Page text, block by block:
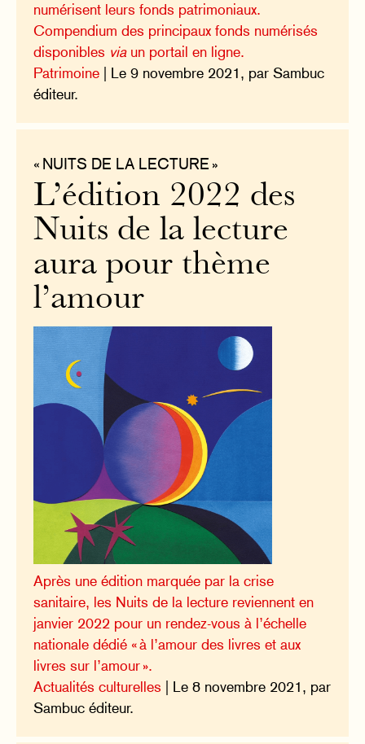
numérisent leurs fonds patrimoniaux.
Compendium des principaux fonds numérisés
disponibles viaun portail en ligne.
Patrimoine | Le 9 novembre 2021, par Sambuc
éditeur.
« NUITS DE LA LECTURE »
L’édition 2022 des
Nuits de la lecture
aura pour thème
l’amour
Après une édition marquée par la crise
sanitaire, les Nuits de la lecture reviennent en
janvier 2022 pour un rendez-vous à l’échelle
nationale dédié « à l’amour des livres et aux
livres sur l’amour ».
Actualités culturelles | Le 8 novembre 2021, par
Sambuc éditeur.